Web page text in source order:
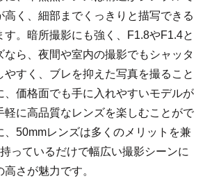
高く、細部までくっきりと描写できる
す。暗所撮影にも強く、F1.8やF1.4と
なら、夜間や室内の撮影でもシャッタ
やすく、ブレを抑えた写真を撮ること
、価格面でも手に入れやすいモデルが
軽に高品質なレンズを楽しむことがで
、50mmレンズは多くのメリットを兼
っているだけで幅広い撮影シーンに
さが魅力です。